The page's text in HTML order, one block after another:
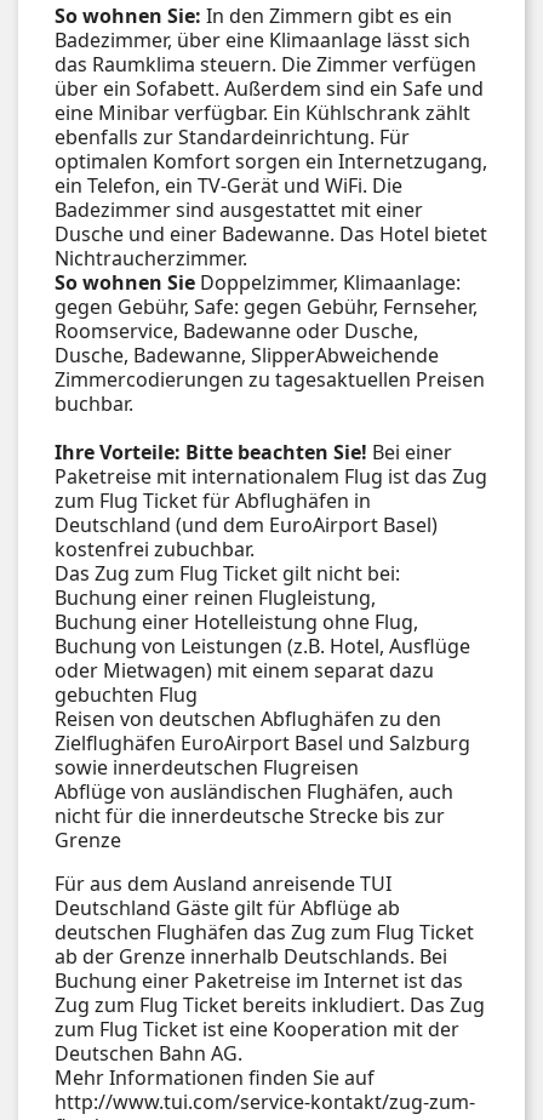
So wohnen Sie: In den Zimmern gibt es ein
Badezimmer, über eine Klimaanlage lässt sich
das Raumklima steuern. Die Zimmer verfügen
über ein Sofabett. Außerdem sind ein Safe und
eine Minibar verfügbar. Ein Kühlschrank zählt
ebenfalls zur Standardeinrichtung. Für
optimalen Komfort sorgen ein Internetzugang,
ein Telefon, ein TV-Gerät und WiFi. Die
Badezimmer sind ausgestattet mit einer
Dusche und einer Badewanne. Das Hotel bietet
Nichtraucherzimmer.
So wohnen Sie Doppelzimmer, Klimaanlage:
gegen Gebühr, Safe: gegen Gebühr, Fernseher,
Roomservice, Badewanne oder Dusche,
Dusche, Badewanne, SlipperAbweichende
Zimmercodierungen zu tagesaktuellen Preisen
buchbar.
Ihre Vorteile: Bitte beachten Sie! Bei einer
Paketreise mit internationalem Flug ist das Zug
zum Flug Ticket für Abflughäfen in
Deutschland (und dem EuroAirport Basel)
kostenfrei zubuchbar.
Das Zug zum Flug Ticket gilt nicht bei:
Buchung einer reinen Flugleistung,
Buchung einer Hotelleistung ohne Flug,
Buchung von Leistungen (z.B. Hotel, Ausflüge
oder Mietwagen) mit einem separat dazu
gebuchten Flug
Reisen von deutschen Abflughäfen zu den
Zielflughäfen EuroAirport Basel und Salzburg
sowie innerdeutschen Flugreisen
Abflüge von ausländischen Flughäfen, auch
nicht für die innerdeutsche Strecke bis zur
Grenze
Für aus dem Ausland anreisende TUI
Deutschland Gäste gilt für Abflüge ab
deutschen Flughäfen das Zug zum Flug Ticket
ab der Grenze innerhalb Deutschlands. Bei
Buchung einer Paketreise im Internet ist das
Zug zum Flug Ticket bereits inkludiert. Das Zug
zum Flug Ticket ist eine Kooperation mit der
Deutschen Bahn AG.
Mehr Informationen finden Sie auf
http://www.tui.com/service-kontakt/zug-zum-